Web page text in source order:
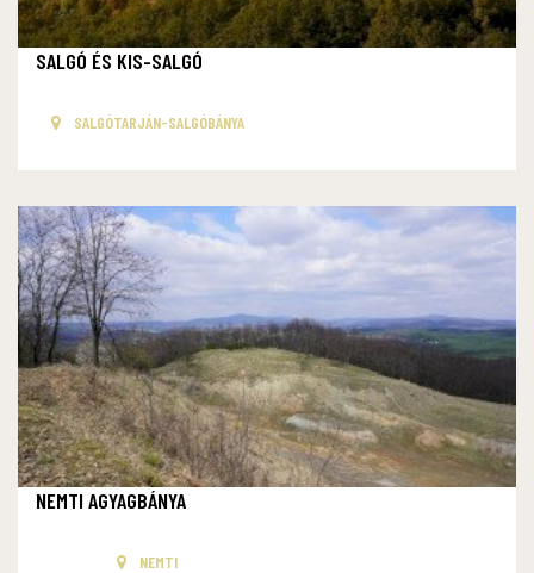
SALGÓ ÉS KIS-SALGÓ
SALGÓTARJÁN-SALGÓBÁNYA
NEMTI AGYAGBÁNYA
NEMTI